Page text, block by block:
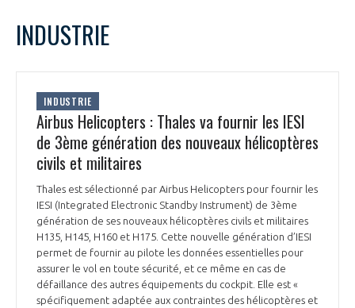
PRÉSENTATION
NOTRE VISION
NOS MISSIONS
NOTRE HISTOIRE
ORGANISATION
L’ÉQUIPE DU GIFAS
NOS RÉSEAUX À L'INTERNATIONAL
FONCTIONNEMENT
GEADS
COMITÉ AERO PME
ACCOMPAGNEMENT DE NOS ADHÉRENTS
LES PROGRAMMES DU GIFAS
LA MÉDIATION
L
1 2 3
4
19
23
26
INDUSTRIE
INDUSTRIE
Airbus Helicopters : Thales va fournir les IESI
de 3ème génération des nouveaux hélicoptères
civils et militaires
Thales est sélectionné par Airbus Helicopters pour fournir les
IESI (Integrated Electronic Standby Instrument) de 3ème
génération de ses nouveaux hélicoptères civils et militaires
H135, H145, H160 et H175. Cette nouvelle génération d’IESI
permet de fournir au pilote les données essentielles pour
assurer le vol en toute sécurité, et ce même en cas de
défaillance des autres équipements du cockpit. Elle est «
spécifiquement adaptée aux contraintes des hélicoptères et
Rejoignez une filière d’excellence et développez